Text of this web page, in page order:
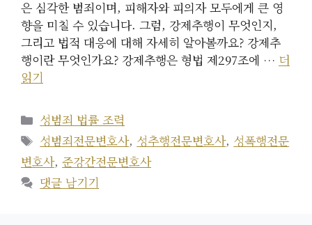
은 심각한 범죄이며, 피해자와 피의자 모두에게 큰 영
향을 미칠 수 있습니다. 그럼, 강제추행이 무엇인지,
그리고 법적 대응에 대해 자세히 알아볼까요? 강제추
행이란 무엇인가요? 강제추행은 형법 제297조에 … 더
읽기
카
테
고
리
성범죄 법률 조력
태
그
성범죄전문변호사, 성추행전문변호사, 성폭행전문
변호사, 준강간전문변호사
댓글 남기기